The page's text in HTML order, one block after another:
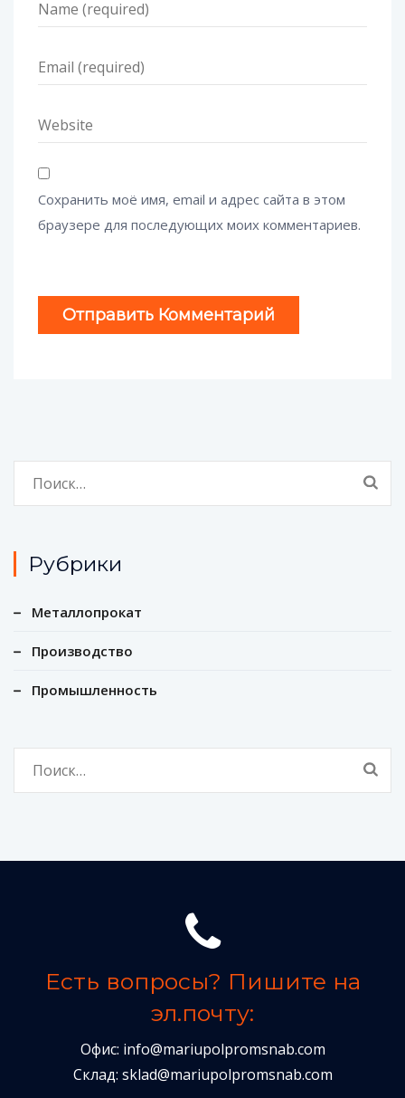
Сохранить моё имя, email и адрес сайта в этом
браузере для последующих моих комментариев.
Рубрики
Металлопрокат
Производство
Промышленность
Есть вопросы? Пишите на
эл.почту:
Офис: info@mariupolpromsnab.com
Склад: sklad@mariupolpromsnab.com